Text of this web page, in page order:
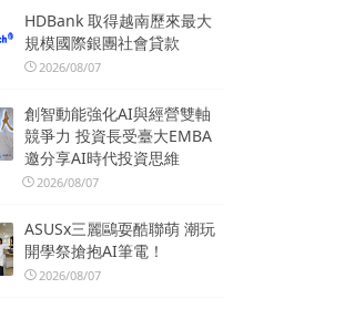
HDBank 取得越南歷來最大
規模國際銀團社會貸款
2026/08/07
創智動能強化AI與經營雙軸
競爭力 投資長受臺大EMBA
邀分享AI時代投資思維
2026/08/07
ASUSx三麗鷗耍酷聯萌 潮玩
開學祭搶抱AI筆電！
2026/08/07